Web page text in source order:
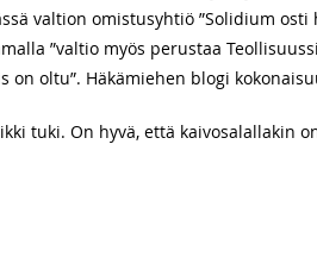
valtion omistusyhtiö ”Solidium
”valtio myös perustaa
on oltu”. Häkämiehen blogi
tuki. On hyvä, että